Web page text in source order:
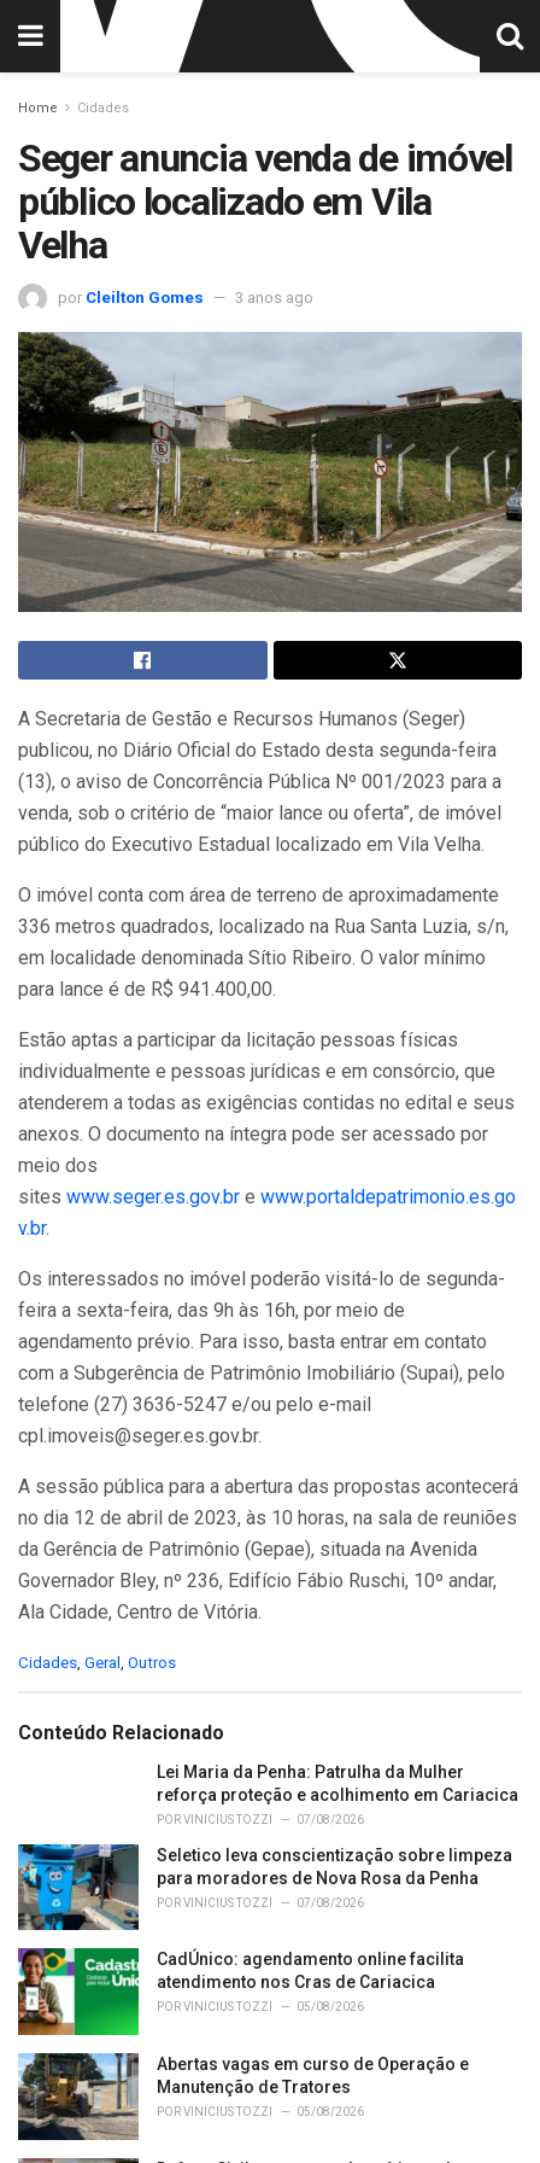
Home Cidades
Seger anuncia venda de imóvel
público localizado em Vila
Velha
por Cleilton Gomes 3 anos ago
A Secretaria de Gestão e Recursos Humanos (Seger)
publicou, no Diário Oficial do Estado desta segunda-feira
(13), o aviso de Concorrência Pública Nº 001/2023 para a
venda, sob o critério de “maior lance ou oferta”, de imóvel
público do Executivo Estadual localizado em Vila Velha.
O imóvel conta com área de terreno de aproximadamente
336 metros quadrados, localizado na Rua Santa Luzia, s/n,
em localidade denominada Sítio Ribeiro. O valor mínimo
para lance é de R$ 941.400,00.
Estão aptas a participar da licitação pessoas físicas
individualmente e pessoas jurídicas e em consórcio, que
atenderem a todas as exigências contidas no edital e seus
anexos. O documento na íntegra pode ser acessado por
meio dos
sites www.seger.es.gov.br e www.portaldepatrimonio.es.go
v.br.
Os interessados no imóvel poderão visitá-lo de segunda-
feira a sexta-feira, das 9h às 16h, por meio de
agendamento prévio. Para isso, basta entrar em contato
com a Subgerência de Patrimônio Imobiliário (Supai), pelo
telefone (27) 3636-5247 e/ou pelo e-mail
cpl.imoveis@seger.es.gov.br.
A sessão pública para a abertura das propostas acontecerá
no dia 12 de abril de 2023, às 10 horas, na sala de reuniões
da Gerência de Patrimônio (Gepae), situada na Avenida
Governador Bley, nº 236, Edifício Fábio Ruschi, 10º andar,
Ala Cidade, Centro de Vitória.
C
e
s
:
Cidades, Geral , Outros
Conteúdo Relacionado
Lei Maria da Penha: Patrulha da Mulher
reforça proteção e acolhimento em Cariacica
PORVINICIUS TOZZI 07/08/2026
Seletico leva conscientização sobre limpeza
para moradores de Nova Rosa da Penha
PORVINICIUS TOZZI 07/08/2026
CadÚnico: agendamento online facilita
atendimento nos Cras de Cariacica
PORVINICIUS TOZZI 05/08/2026
Abertas vagas em curso de Operação e
Manutenção de Tratores
PORVINICIUS TOZZI 05/08/2026